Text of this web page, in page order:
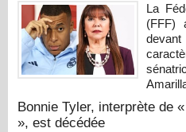
La
(FFF)
devant
Bonnie Tyler, interprète de
», est décédée